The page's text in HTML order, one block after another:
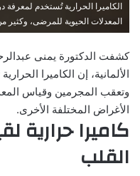
الكاميرا الحرارية تُستخدم لمعرفة
المعدلات الحيوية للمرضى، وكثير
كشفت الدكتورة يمنى
الألمانية، إن الكاميرا
وتعقب المجرمين وقياس
الأغراض المختلفة الأخرى.
كاميرا
القلب